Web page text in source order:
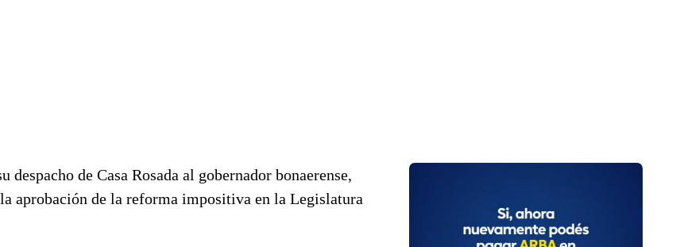
de Casa Rosada al gobernador bonaerense,
aprobación de la reforma impositiva en la Legislatura